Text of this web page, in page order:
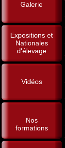
Galerie
Expositions et
Nationales
d'élevage
Vidéos
Nos
formations